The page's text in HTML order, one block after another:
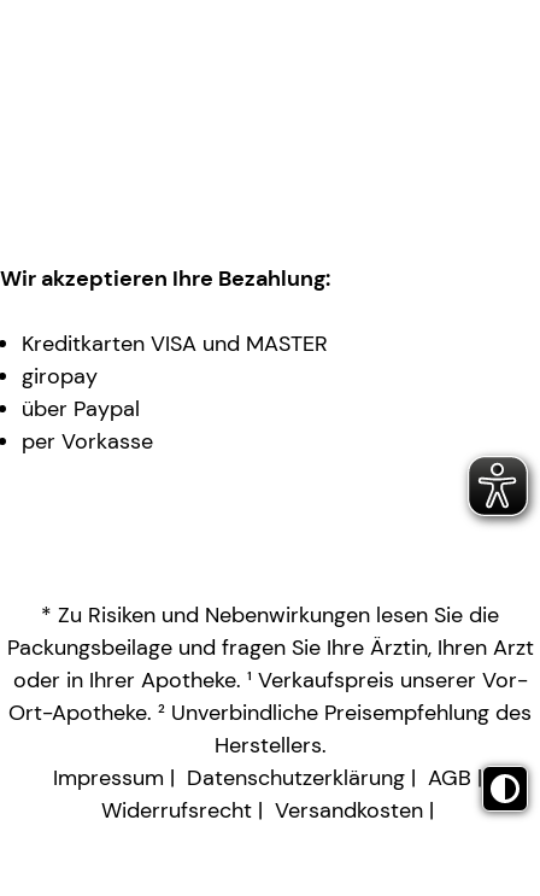
Wir akzeptieren Ihre Bezahlung:
Kreditkarten VISA und MASTER
giropay
über Paypal
per Vorkasse
* Zu Risiken und Nebenwirkungen lesen Sie die
Packungsbeilage und fragen Sie Ihre Ärztin, Ihren Arzt
oder in Ihrer Apotheke. ¹ Verkaufspreis unserer Vor-
Ort-Apotheke. ² Unverbindliche Preisempfehlung des
Herstellers.
Impressum
Datenschutzerklärung
AGB
Widerrufsrecht
Versandkosten